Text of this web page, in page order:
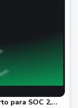
para SOC 2,